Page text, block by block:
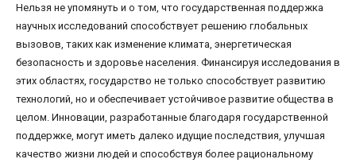
Нельзя не упомянуть и о том, что государственная поддержка
научных исследований способствует решению глобальных
вызовов, таких как изменение климата, энергетическая
безопасность и здоровье населения. Финансируя исследования в
этих областях, государство не только способствует развитию
технологий, но и обеспечивает устойчивое развитие общества в
целом. Инновации, разработанные благодаря государственной
поддержке, могут иметь далеко идущие последствия, улучшая
качество жизни людей и способствуя более рациональному